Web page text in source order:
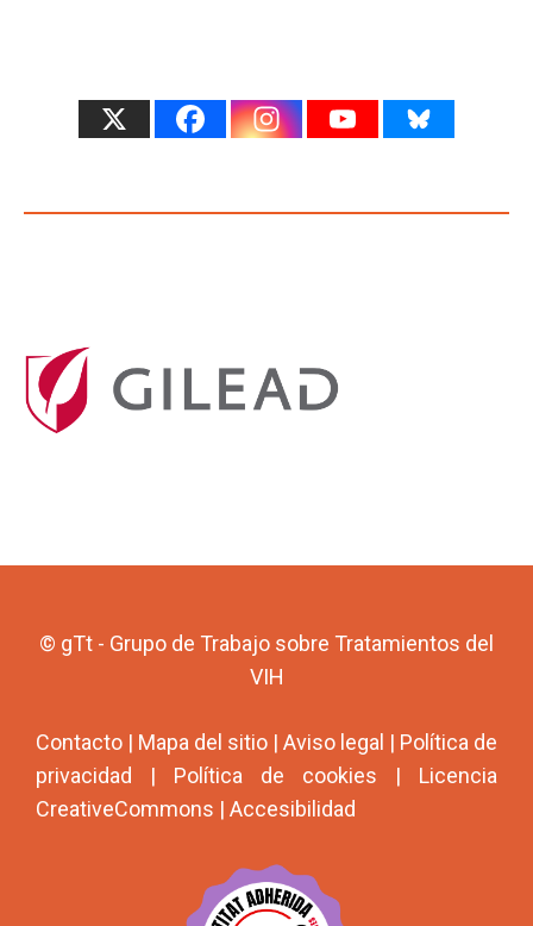
© gTt - Grupo de Trabajo sobre Tratamientos del
VIH
Contacto | Mapa del sitio | Aviso legal | Política de
privacidad | Política de cookies | Licencia
CreativeCommons | Accesibilidad